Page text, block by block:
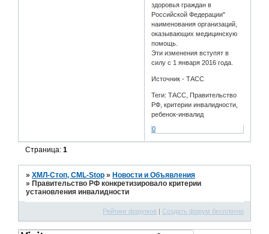
здоровья граждан в
Российской Федерации"
наименования организаций,
оказывающих медицинскую
помощь.
Эти изменения вступят в
силу с 1 января 2016 года.
Источник - ТАСС
Теги: ТАСС, Правительство
РФ, критерии инвалидности,
ребенок-инвалид
0
Страница:1
»ХМЛ-Стоп, CML-Stop » Новости и Объявления
» Правительство РФ конкретизировало критерии
установления инвалидности
Рейтинг форумов | Создать форум бесплатно